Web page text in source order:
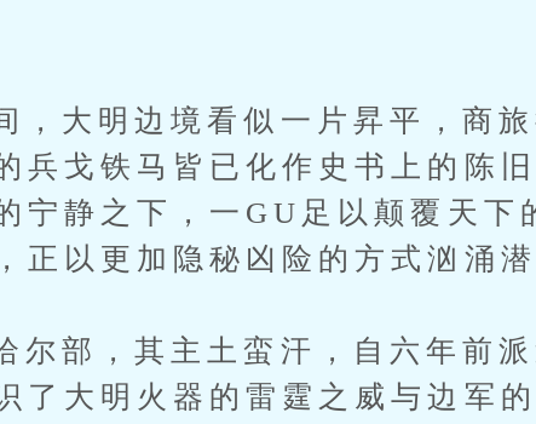
明边境看似一片昇平，商旅
兵戈铁马皆已化作史书上的陈
宁静之下，一GU足以颠覆天下
正以更加隐秘凶险的方式汹涌潜
，其主土蛮汗，自六年前派
了大明火器的雷霆之威与边军